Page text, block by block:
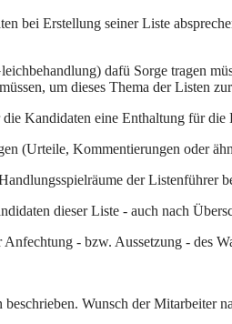
bei Erstellung seiner Liste
dafü Sorge tragen
um dieses Thema der Listen
Kandidaten eine Enthaltung für
(Urteile, Kommentierungen oder
der Listenführer
dieser Liste - auch nach
- bzw. Aussetzung - des
Wunsch der